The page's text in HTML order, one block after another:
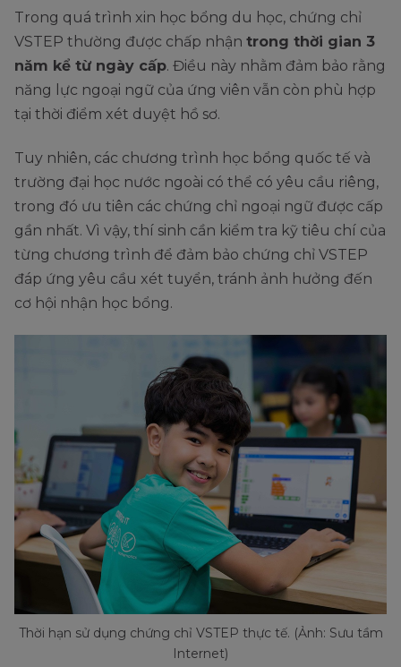
Trong quá trình xin học bổng du học, chứng chỉ
VSTEP thường được chấp nhận trong thời gian 3
năm kể từ ngày cấp. Điều này nhằm đảm bảo rằng
năng lực ngoại ngữ của ứng viên vẫn còn phù hợp
tại thời điểm xét duyệt hồ sơ.
Tuy nhiên, các chương trình học bổng quốc tế và
trường đại học nước ngoài có thể có yêu cầu riêng,
trong đó ưu tiên các chứng chỉ ngoại ngữ được cấp
gần nhất. Vì vậy, thí sinh cần kiểm tra kỹ tiêu chí của
từng chương trình để đảm bảo chứng chỉ VSTEP
đáp ứng yêu cầu xét tuyển, tránh ảnh hưởng đến
cơ hội nhận học bổng.
Thời hạn sử dụng chứng chỉ VSTEP thực tế. (Ảnh: Sưu tầm
Internet)